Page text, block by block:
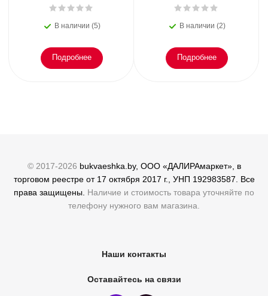
коробка
В наличии (5)
Подробнее
В наличии (2)
Подробнее
© 2017-2026 bukvaeshka.by, ООО «ДАЛИРАмаркет», в
торговом реестре от 17 октября 2017 г., УНП 192983587. Все
права защищены. Наличие и стоимость товара уточняйте по
телефону нужного вам магазина.
Наши контакты
Оставайтесь на связи